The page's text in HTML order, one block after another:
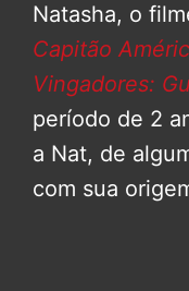
Natasha, o
Capitão
Vingadores:
período de 2
a Nat, de
com sua